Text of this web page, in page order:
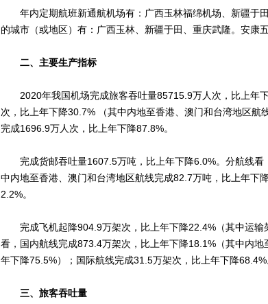
年内定期航班新通航机场有：广西玉林福绵机场、新疆于
的城市（或地区）有：广西玉林、新疆于田、重庆武隆。安康
二、主要生产指标
2020年我国机场完成旅客吞吐量85715.9万人次，比上年
次，比上年下降30.7% （其中内地至香港、澳门和台湾地区
完成1696.9万人次，比上年下降87.8%。
完成货邮吞吐量1607.5万吨，比上年下降6.0%。分航线看
中内地至香港、澳门和台湾地区航线完成82.7万吨，比上年下
2.2%。
完成飞机起降904.9万架次，比上年下降22.4%（其中运输
看，国内航线完成873.4万架次，比上年下降18.1%（其中内
年下降75.5%）；国际航线完成31.5万架次，比上年下降68.4%
三、旅客吞吐量